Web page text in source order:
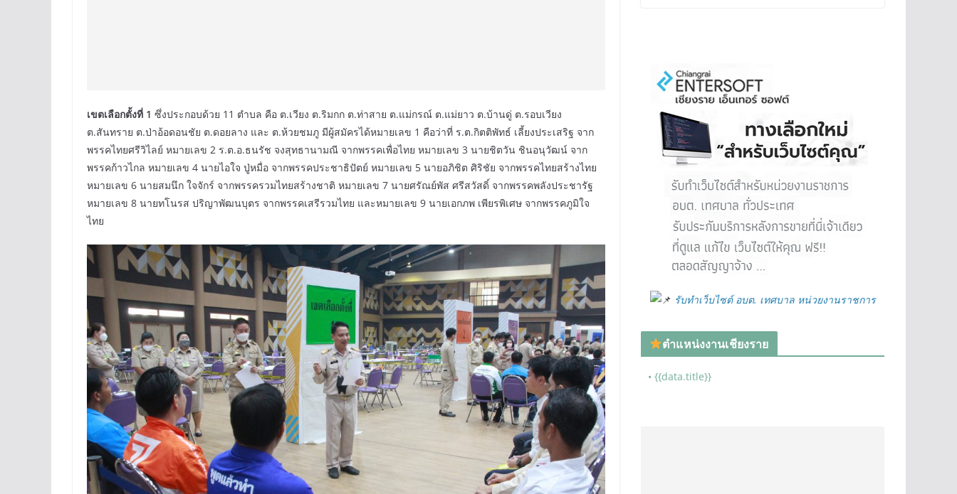
เขตเลือกตั้งที่ 1 ซึ่งประกอบด้วย 11 ตำบล คือ ต.เวียง ต.ริมกก ต.ท่าสาย ต.แม่กรณ์ ต.แม่ยาว ต.บ้านดู่ ต.รอบเวียง
ต.สันทราย ต.ป่าอ้อดอนชัย ต.ดอยลาง และ ต.ห้วยชมภู มีผู้สมัครได้หมายเลข 1 คือว่าที่ ร.ต.กิตติพัทธ์ เลี้ยงประเสริฐ จาก
พรรคไทยศรีวิไลย์ หมายเลข 2 ร.ต.อ.ธนรัช จงสุทธานามณี จากพรรคเพื่อไทย หมายเลข 3 นายชิตวัน ชินอนุวัฒน์ จาก
พรรคก้าวไกล หมายเลข 4 นายไอใจ ปู่หมื่อ จากพรรคประชาธิปัตย์ หมายเลข 5 นายอภิชิต ศิริชัย จากพรรคไทยสร้างไทย
หมายเลข 6 นายสมนึก ใจจักร์ จากพรรครวมไทยสร้างชาติ หมายเลข 7 นายศรัณย์พัส ศรีสวัสดิ์ จากพรรคพลังประชารัฐ
หมายเลข 8 นายทโนรส ปริญาพัฒนบุตร จากพรรคเสรีรวมไทย และหมายเลข 9 นายเอกภพ เพียรพิเศษ จากพรรคภูมิใจ
ไทย
รับทำเว็บไซต์ อบต. เทศบาล หน่วยงานราชการ
ตำแหน่งงานเชียงราย
• {{data.title}}